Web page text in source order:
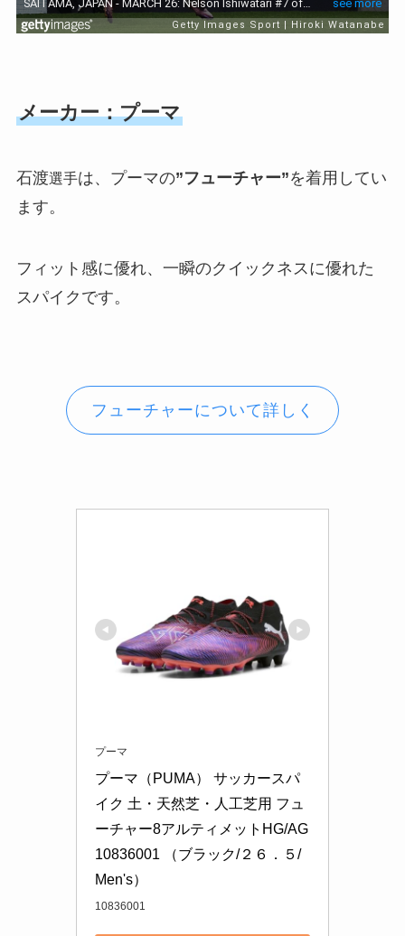
メーカー：プーマ
石渡選手は、プーマの”フューチャー”を着用してい
ます。
フィット感に優れ、一瞬のクイックネスに優れた
スパイクです。
フューチャーについて詳しく
プーマ
プーマ（PUMA） サッカースパ
イク 土・天然芝・人工芝用 フュ
ーチャー8アルティメットHG/AG
10836001 （ブラック/２６．５/
Men's）
10836001